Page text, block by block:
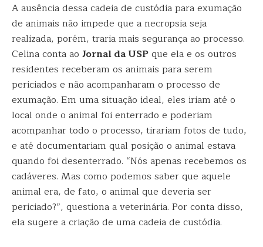
A ausência dessa cadeia de custódia para exumação
de animais não impede que a necropsia seja
realizada, porém, traria mais segurança ao processo.
Celina conta ao Jornal da USPque ela e os outros
residentes receberam os animais para serem
periciados e não acompanharam o processo de
exumação. Em uma situação ideal, eles iriam até o
local onde o animal foi enterrado e poderiam
acompanhar todo o processo, tirariam fotos de tudo,
e até documentariam qual posição o animal estava
quando foi desenterrado. “Nós apenas recebemos os
cadáveres. Mas como podemos saber que aquele
animal era, de fato, o animal que deveria ser
periciado?”, questiona a veterinária. Por conta disso,
ela sugere a criação de uma cadeia de custódia.